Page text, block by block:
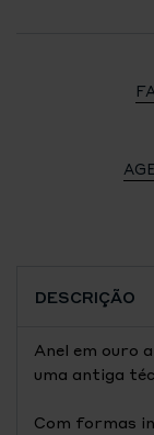
DESCRIÇÃO
Anel em ouro
uma antiga
Com formas